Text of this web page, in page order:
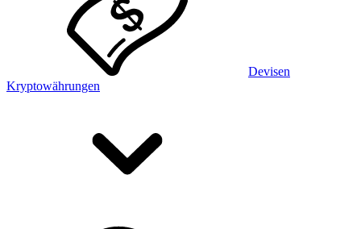
Devisen
Kryptowährungen